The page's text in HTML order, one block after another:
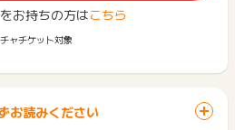
お持ちの方はこちら
ャチケット対象
お読みください